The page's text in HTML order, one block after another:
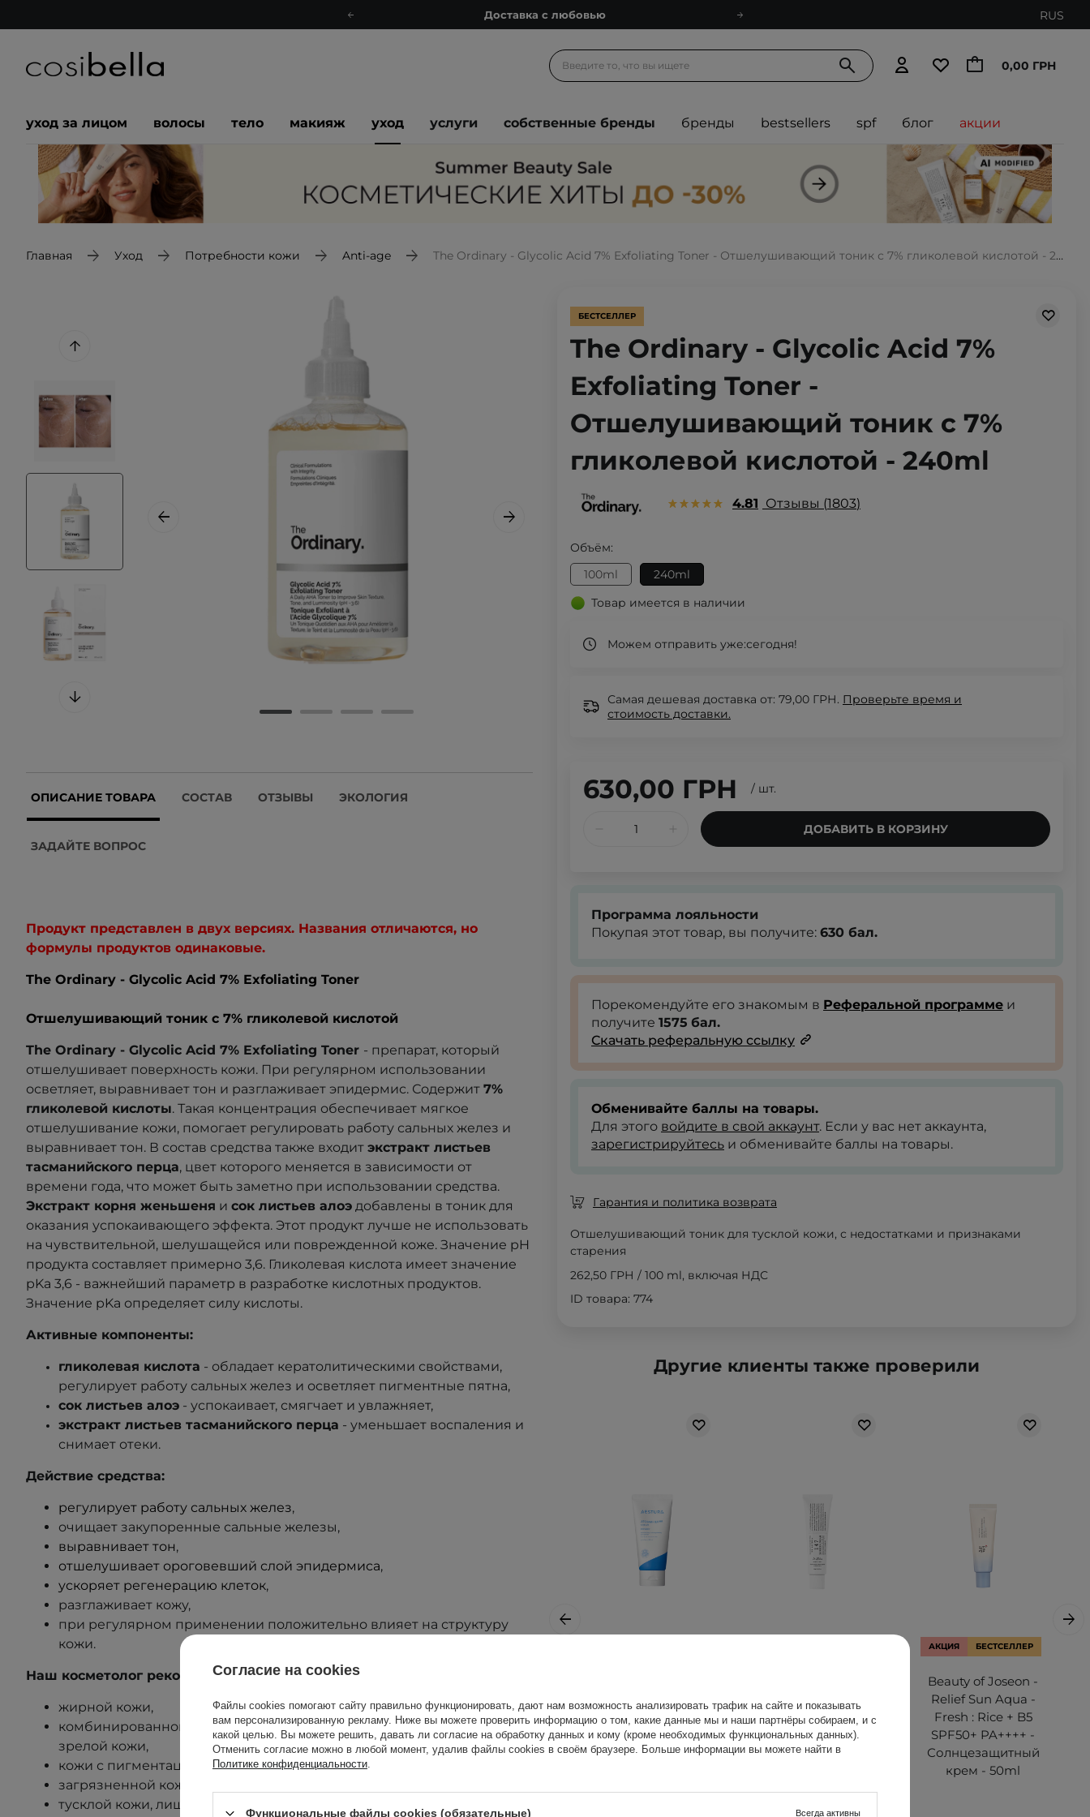
Подарочные карты
Блог
Познакомимся?
Подарочные карты
Блог
RUS
0,00 ГРН
уход за лицом волосы тело макияж уход услуги собственные бренды бренды bestsellers spf блог акции
Главная Уход Потребности кожи Anti-age The Ordinary - Glycolic Acid 7% Exfoliating Toner - Отшелушивающий тоник с 7% гликолевой кислотой - 240ml
ОПИСАНИЕ ТОВАРА СОСТАВ ОТЗЫВЫ ЭКОЛОГИЯ
ЗАДАЙТЕ ВОПРОС
Продукт представлен в двух версиях. Названия отличаются, но
формулы продуктов одинаковые.
The Ordinary - Glycolic Acid 7% Exfoliating Toner
Отшелушивающий тоник с 7% гликолевой кислотой
The Ordinary - Glycolic Acid 7% Exfoliating Toner - препарат, который
отшелушивает поверхность кожи. При регулярном использовании
осветляет, выравнивает тон и разглаживает эпидермис. Содержит 7%
гликолевой кислоты. Такая концентрация обеспечивает мягкое
отшелушивание кожи, помогает регулировать работу сальных желез и
выравнивает тон. В состав средства также входит экстракт листьев
тасманийского перца, цвет которого меняется в зависимости от
времени года, что может быть заметно при использовании средства.
Экстракт корня женьшеня и сок листьев алоэ добавлены в тоник для
оказания успокаивающего эффекта. Этот продукт лучше не использовать
на чувствительной, шелушащейся или поврежденной коже. Значение pH
продукта составляет примерно 3,6. Гликолевая кислота имеет значение
pKa 3,6 - важнейший параметр в разработке кислотных продуктов.
Значение pKa определяет силу кислоты.
Активные компоненты:
гликолевая кислота - обладает кератолитическими свойствами,
регулирует работу сальных желез и осветляет пигментные пятна,
сок листьев алоэ - успокаивает, смягчает и увлажняет,
экстракт листьев тасманийского перца - уменьшает воспаления и
снимает отеки.
Действие средства:
регулирует работу сальных желез,
очищает закупоренные сальные железы,
выравнивает тон,
отшелушивает ороговевший слой эпидермиса,
ускоряет регенерацию клеток,
разглаживает кожу,
при регулярном применении положительно влияет на структуру
кожи.
Наш косметолог рекомендует средство для:
жирной кожи,
комбинированной кожи,
зрелой кожи,
кожи с пигментацией,
загрязненной кожи с заметными черными точками,
тусклой кожи, лишенной блеска,
БЕСТСЕЛЛЕР
The Ordinary - Glycolic Acid 7%
Exfoliating Toner -
Отшелушивающий тоник с 7%
гликолевой кислотой - 240ml
4.81 Отзывы 1803
Объём:
100ml
240ml
Товар имеется в наличии
Можем отправить уже:сегодня!
Самая дешевая доставка от: 79,00 ГРН. Проверьте время и
стоимость доставки.
630,00 ГРН / шт.
ДОБАВИТЬ В КОРЗИНУ
Программа лояльности
Покупая этот товар, вы получите: 630 бал.
Порекомендуйте его знакомым в Реферальной программе и
получите 1575 бал.
Скачать реферальную ссылку
Обменивайте баллы на товары.
Для этого войдите в свой аккаунт. Если у вас нет аккаунта,
зарегистрируйтесь и обменивайте баллы на товары.
Гарантия и политика возврата
Отшелушивающий тоник для тусклой кожи, с недостатками и признаками
старения
262,50 ГРН / 100 ml, включая НДС
ID товара: 774
Другие клиенты также проверили
Cream -
Увлажняющий
крем для лица с
Barrier Cream -
Интенсивно
успокаивающий
крем для лица -
АКЦИЯ БЕСТСЕЛЛЕР
Beauty of Joseon -
Relief Sun Aqua -
Fresh : Rice + B5
SPF50+ PA++++ -
Солнцезащитный
крем - 50ml
Согласие на cookies
Файлы cookies помогают сайту правильно функционировать, дают нам возможность анализировать трафик на сайте и показывать
вам персонализированную рекламу. Ниже вы можете проверить информацию о том, какие данные мы и наши партнёры собираем, и с
какой целью. Вы можете решить, давать ли согласие на обработку данных и кому (кроме необходимых функциональных данных).
Отменить согласие можно в любой момент, удалив файлы cookies в своём браузере. Больше информации вы можете найти в
Политике конфиденциальности.
Функциональные файлы cookies (обязательные) Всегда активны